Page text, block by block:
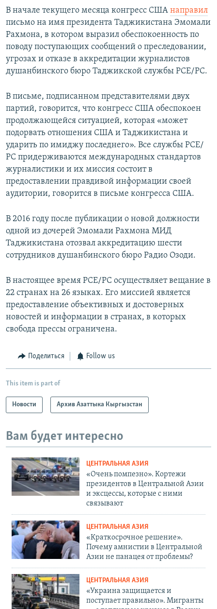
В начале текущего месяца конгресс США направил
письмо на имя президента Таджикистана Эмомали
Рахмона, в котором выразил обеспокоенность по
поводу поступающих сообщений о преследовании,
угрозах и отказе в аккредитации журналистов
душанбинского бюро Таджикской службы РСЕ/РС.
В письме, подписанном представителями двух
партий, говорится, что конгресс США обеспокоен
продолжающейся ситуацией, которая «может
подорвать отношения США и Таджикистана и
ударить по имиджу последнего». Все службы РСЕ/
РС придерживаются международных стандартов
журналистики и их миссия состоит в
предоставлении правдивой информации своей
аудитории, говорится в письме конгресса США.
В 2016 году после публикации о новой должности
одной из дочерей Эмомали Рахмона МИД
Таджикистана отозвал аккредитацию шести
сотрудников душанбинского бюро Радио Озоди.
В настоящее время РСЕ/РС осуществляет вещание в
22 странах на 26 языках. Его миссией является
предоставление объективных и достоверных
новостей и информации в странах, в которых
свобода прессы ограничена.
Поделиться Follow us
This item is part of
Новости Архив Азаттыка Кыргызстан
Вам будет интересно
ЦЕНТРАЛЬНАЯ АЗИЯ
«Очень помпезно». Кортежи
президентов в Центральной Азии
и эксцессы, которые с ними
связывают
ЦЕНТРАЛЬНАЯ АЗИЯ
«Краткосрочное решение».
Почему амнистии в Центральной
Азии не панацея от проблемы?
ЦЕНТРАЛЬНАЯ АЗИЯ
«Украина защищается и
поступает правильно». Мигранты